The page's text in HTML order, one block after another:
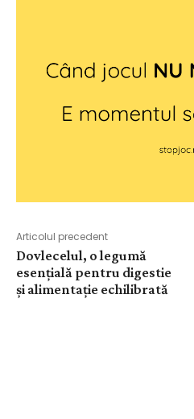
Articolul precedent
Dovlecelul, o legumă
esențială pentru digestie
și alimentație echilibrată